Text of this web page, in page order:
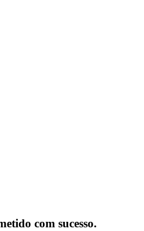
com sucesso.